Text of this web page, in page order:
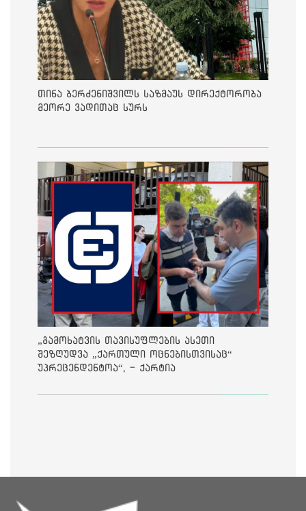
თინა ბერძენიშვილს საზმაუს დირექტორობა
მეორე ვადითაც სურს
„გამოხატვის თავისუფლების ასეთი
შეზღუდვა „ქართული ოცნებისთვისაც“
უპრეცენდენტოა“, - ქარტია